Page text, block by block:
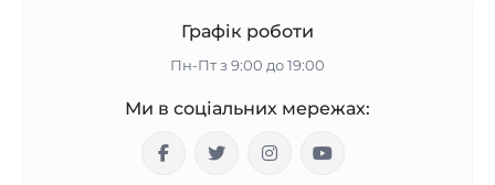
Графік роботи
Пн-Пт з 9:00 до 19:00
Ми в соціальних мережах: